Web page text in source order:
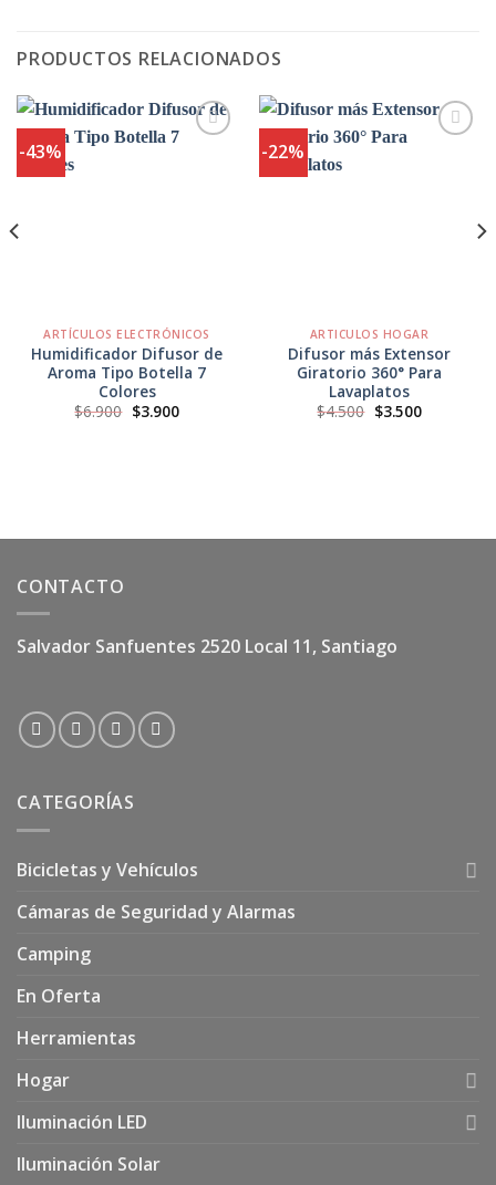
PRODUCTOS RELACIONADOS
-43%
ARTÍCULOS ELECTRÓNICOS
Humidificador Difusor de
Aroma Tipo Botella 7
Colores
$6.900 El
precio
$3.900El
precio
-22%
ARTICULOS HOGAR
Difusor más Extensor
Giratorio 360° Para
Lavaplatos
$4.500 El
precio
$3.500El
precio
CONTACTO
Salvador Sanfuentes 2520 Local 11, Santiago
CATEGORÍAS
Bicicletas y Vehículos
Cámaras de Seguridad y Alarmas
Camping
En Oferta
Herramientas
Hogar
Iluminación LED
Iluminación Solar